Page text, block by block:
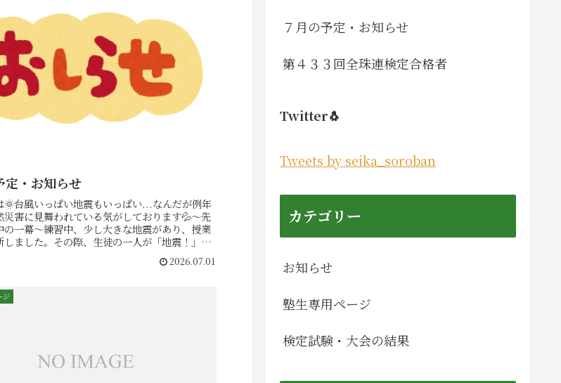
定・お知らせ
🌞台風いっぱい地震もいっぱい...なんだが例年
災害に見舞われている気がしております💦～先
の一幕～練習中、少し大きな地震があり、授業
しました。その際、生徒の一人が「地震！」と
2026.07.01
ジ
７月の予定・お知らせ
第４３３回全珠連検定合格者
Twitter🐧
Tweets by seika_soroban
カテゴリー
お知らせ
塾生専用ページ
検定試験・大会の結果